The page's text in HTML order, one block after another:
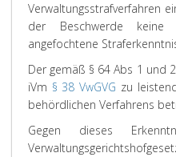
Verwaltungsstrafverfahren
der Beschwerde
angefochtene
Der gemäß § 64 Abs 1 und
iVm § 38 VwGVG zu
behördlichen Verfahrens
Gegen dieses